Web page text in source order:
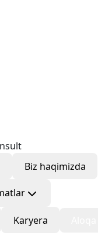
Biz haqimizda
Karyera